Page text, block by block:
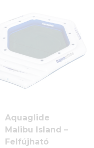
Aquaglide
Malibu Island –
Felfújható